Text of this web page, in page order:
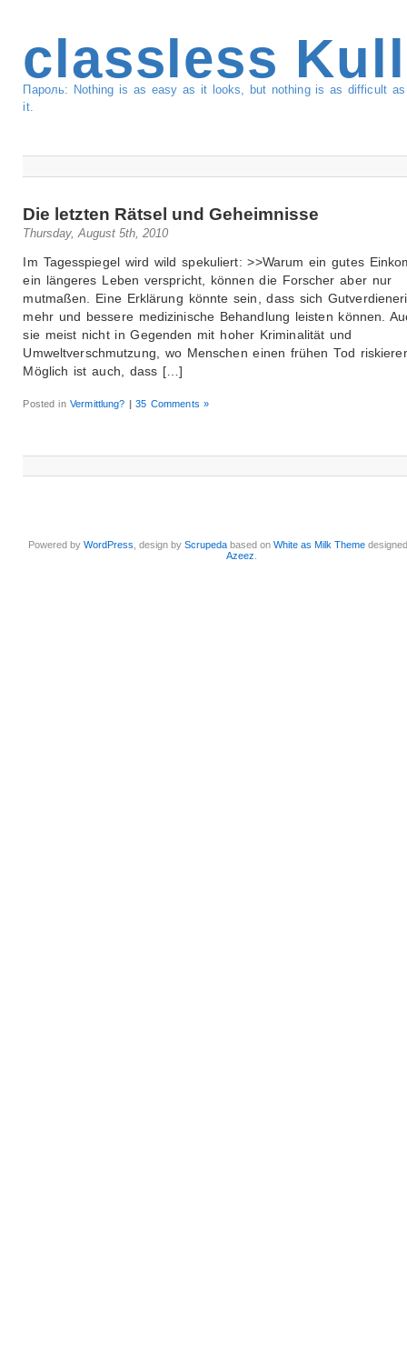
classless
Пароль: Nothing is as easy as it looks, but nothing is as difficult
it.
Die letzten Rätsel und Geheimnisse
Thursday, August 5th, 2010
Im Tagesspiegel wird wild spekuliert: >>Warum ein gutes
ein längeres Leben verspricht, können die Forscher aber nur
mutmaßen. Eine Erklärung könnte sein, dass sich
mehr und bessere medizinische Behandlung leisten können.
sie meist nicht in Gegenden mit hoher Kriminalität und
Umweltverschmutzung, wo Menschen einen frühen Tod
Möglich ist auch, dass […]
Posted inVermittlung? | 35 Comments »
Powered byWordPress , design byScrupeda based onWhite as Milk Theme
Azeez